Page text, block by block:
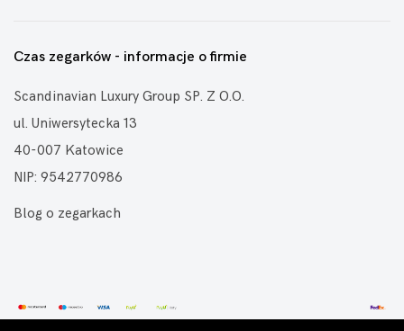
Czas zegarków - informacje o firmie
Scandinavian Luxury Group SP. Z O.O.
ul. Uniwersytecka 13
40-007 Katowice
NIP: 9542770986
Blog o zegarkach